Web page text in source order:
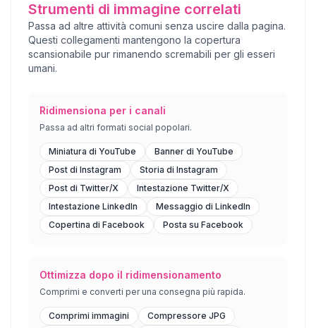
Strumenti di immagine correlati
Passa ad altre attività comuni senza uscire dalla pagina.
Questi collegamenti mantengono la copertura
scansionabile pur rimanendo scremabili per gli esseri
umani.
Ridimensiona per i canali
Passa ad altri formati social popolari.
Miniatura di YouTube
Banner di YouTube
Post di Instagram
Storia di Instagram
Post di Twitter/X
Intestazione Twitter/X
Intestazione LinkedIn
Messaggio di LinkedIn
Copertina di Facebook
Posta su Facebook
Ottimizza dopo il ridimensionamento
Comprimi e converti per una consegna più rapida.
Comprimi immagini
Compressore JPG